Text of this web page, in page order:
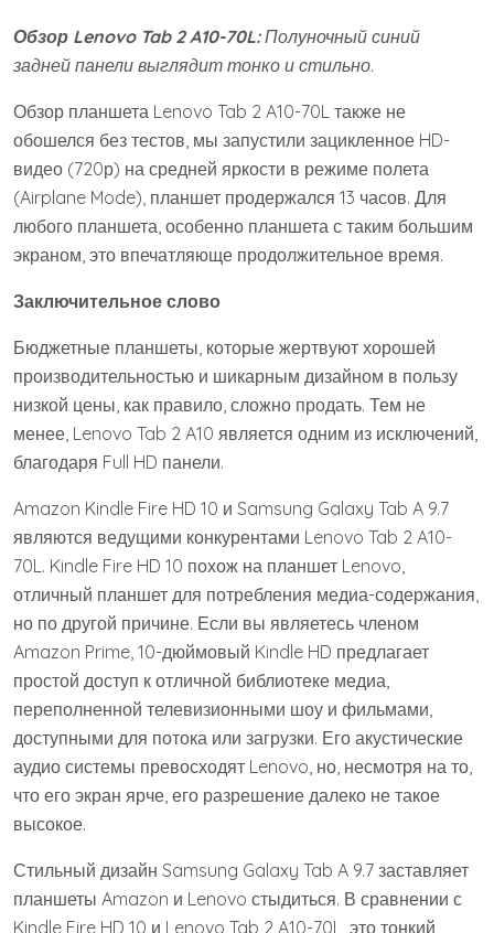
Обзор Lenovo Tab 2 A10-70L: Полуночный синий
задней панели выглядит тонко и стильно.
Обзор планшета Lenovo Tab 2 A10-70L также не
обошелся без тестов, мы запустили зацикленное HD-
видео (720р) на средней яркости в режиме полета
(Airplane Mode), планшет продержался 13 часов. Для
любого планшета, особенно планшета с таким большим
экраном, это впечатляюще продолжительное время.
Заключительное слово
Бюджетные планшеты, которые жертвуют хорошей
производительностью и шикарным дизайном в пользу
низкой цены, как правило, сложно продать. Тем не
менее, Lenovo Tab 2 A10 является одним из исключений,
благодаря Full HD панели.
Amazon Kindle Fire HD 10 и Samsung Galaxy Tab A 9.7
являются ведущими конкурентами Lenovo Tab 2 A10-
70L. Kindle Fire HD 10 похож на планшет Lenovo,
отличный планшет для потребления медиа-содержания,
но по другой причине. Если вы являетесь членом
Amazon Prime, 10-дюймовый Kindle HD предлагает
простой доступ к отличной библиотеке медиа,
переполненной телевизионными шоу и фильмами,
доступными для потока или загрузки. Его акустические
аудио системы превосходят Lenovo, но, несмотря на то,
что его экран ярче, его разрешение далеко не такое
высокое.
Стильный дизайн Samsung Galaxy Tab A 9.7 заставляет
планшеты Amazon и Lenovo стыдиться. В сравнении с
Kindle Fire HD 10 и Lenovo Tab 2 A10-70L, это тонкий,